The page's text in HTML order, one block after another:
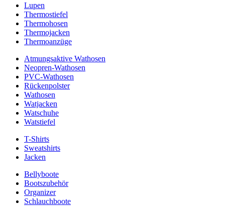
Lupen
Thermostiefel
Thermohosen
Thermojacken
Thermoanzüge
Atmungsaktive Wathosen
Neopren-Wathosen
PVC-Wathosen
Rückenpolster
Wathosen
Watjacken
Watschuhe
Watstiefel
T-Shirts
Sweatshirts
Jacken
Bellyboote
Bootszubehör
Organizer
Schlauchboote